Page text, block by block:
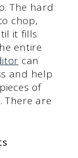
The hard
chop,
it fills
entire
can
and help
of
There are